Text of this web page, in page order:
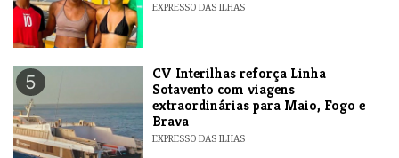
EXPRESSO DAS ILHAS
5
​CV Interilhas reforça Linha
Sotavento com viagens
extraordinárias para Maio, Fogo e
Brava
EXPRESSO DAS ILHAS